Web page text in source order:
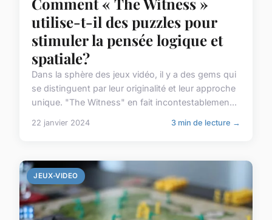
utilise-t-il des puzzles pour
stimuler la pensée logique et
spatiale?
Dans la sphère des jeux vidéo, il y a des gems qui
se distinguent par leur originalité et leur approche
unique. "The Witness" en fait incontestablemen...
22 janvier 2024 3 min de lecture →
JEUX-VIDEO